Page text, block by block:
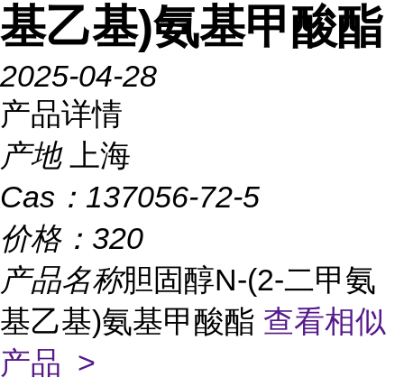
基乙基)氨基甲酸酯
2025-04-28
产品详情
产地
上海
Cas： 137056-72-5
价格： 320
产品名称胆固醇N-(2-二甲氨
基乙基)氨基甲酸酯 查看相似
产品 >